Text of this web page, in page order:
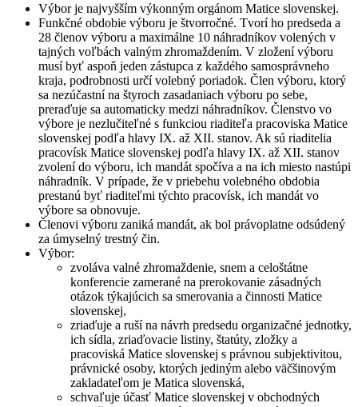
Výbor je najvyšším výkonným orgánom Matice slovenskej.
Funkčné obdobie výboru je štvorročné. Tvorí ho predseda a
28 členov výboru a maximálne 10 náhradníkov volených v
tajných voľbách valným zhromaždením. V zložení výboru
musí byť aspoň jeden zástupca z každého samosprávneho
kraja, podrobnosti určí volebný poriadok. Člen výboru, ktorý
sa nezúčastní na štyroch zasadaniach výboru po sebe,
preraďuje sa automaticky medzi náhradníkov. Členstvo vo
výbore je nezlučiteľné s funkciou riaditeľa pracoviska Matice
slovenskej podľa hlavy IX. až XII. stanov. Ak sú riaditelia
pracovísk Matice slovenskej podľa hlavy IX. až XII. stanov
zvolení do výboru, ich mandát spočíva a na ich miesto nastúpi
náhradník. V prípade, že v priebehu volebného obdobia
prestanú byť riaditeľmi týchto pracovísk, ich mandát vo
výbore sa obnovuje.
Členovi výboru zaniká mandát, ak bol právoplatne odsúdený
za úmyselný trestný čin.
Výbor:
zvoláva valné zhromaždenie, snem a celoštátne
konferencie zamerané na prerokovanie zásadných
otázok týkajúcich sa smerovania a činnosti Matice
slovenskej,
zriaďuje a ruší na návrh predsedu organizačné jednotky,
ich sídla, zriaďovacie listiny, štatúty, zložky a
pracoviská Matice slovenskej s právnou subjektivitou,
právnické osoby, ktorých jediným alebo väčšinovým
zakladateľom je Matica slovenská,
schvaľuje účasť Matice slovenskej v obchodných